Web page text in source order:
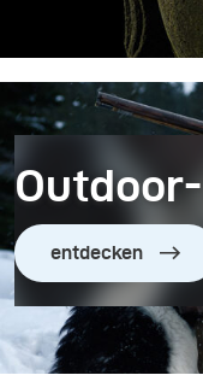
entdecken